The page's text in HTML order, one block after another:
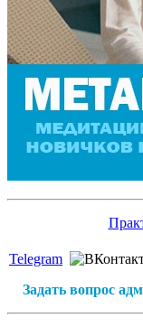
Telegram
Задать вопрос